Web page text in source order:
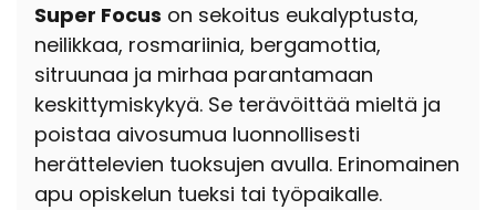
Super Focus on sekoitus eukalyptusta,
neilikkaa, rosmariinia, bergamottia,
sitruunaa ja mirhaa parantamaan
keskittymiskykyä. Se terävöittää mieltä ja
poistaa aivosumua luonnollisesti
herättelevien tuoksujen avulla. Erinomainen
apu opiskelun tueksi tai työpaikalle.